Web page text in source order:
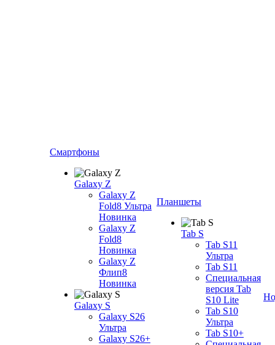
Смартфоны
Galaxy Z
Galaxy Z
Fold8 Ультра
Новинка
Galaxy Z
Fold8
Новинка
Galaxy Z
Флип8
Новинка
Galaxy S
Galaxy S26
Ультра
Galaxy S26+
Планшеты
Tab S
Tab S11
Ультра
Tab S11
Специальная
версия Tab
S10 Lite
Tab S10
Ультра
Tab S10+